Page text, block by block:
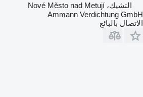
التشيك، Nové Město nad Metují
Ammann Verdichtung GmbH
الاتصال بالبائع